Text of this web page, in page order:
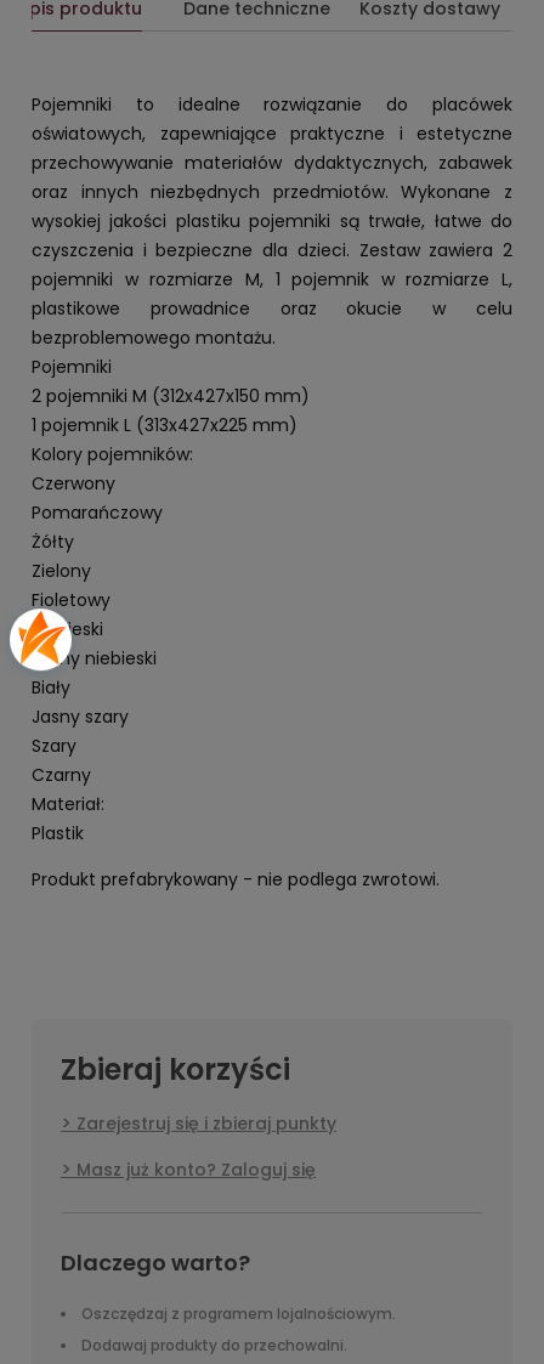
Opis produktu Dane techniczne Koszty dostawy
Pojemniki to idealne rozwiązanie do placówek
oświatowych, zapewniające praktyczne i estetyczne
przechowywanie materiałów dydaktycznych, zabawek
oraz innych niezbędnych przedmiotów. Wykonane z
wysokiej jakości plastiku pojemniki są trwałe, łatwe do
czyszczenia i bezpieczne dla dzieci. Zestaw zawiera 2
pojemniki w rozmiarze M, 1 pojemnik w rozmiarze L,
plastikowe prowadnice oraz okucie w celu
bezproblemowego montażu.
Pojemniki
2 pojemniki M (312x427x150 mm)
1 pojemnik L (313x427x225 mm)
Kolory pojemników:
Czerwony
Pomarańczowy
Żółty
Zielony
Fioletowy
Niebieski
Jasny niebieski
Biały
Jasny szary
Szary
Czarny
Materiał:
Plastik
Produkt prefabrykowany - nie podlega zwrotowi.
Zbieraj korzyści
Zarejestruj się i zbieraj punkty
Masz już konto? Zaloguj się
Dlaczego warto?
Oszczędzaj z programem lojalnościowym.
Dodawaj produkty do przechowalni.